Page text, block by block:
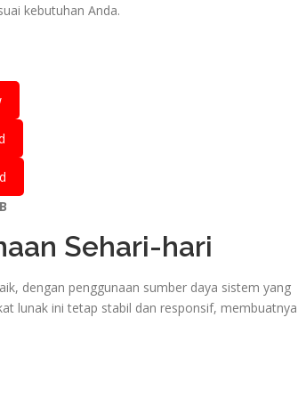
kebutuhan Anda.
Sehari-hari
dengan penggunaan sumber daya sistem yang
lunak ini tetap stabil dan responsif, membuatnya